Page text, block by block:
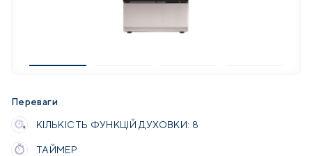
Переваги
КІЛЬКІСТЬ ФУНКЦІЙ ДУХОВКИ: 8
ТАЙМЕР